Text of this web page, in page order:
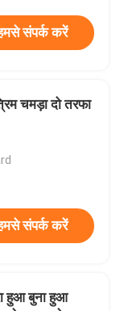
संपर्क करें
चमड़ा दो तरफा
संपर्क करें
हुआ बुना हुआ